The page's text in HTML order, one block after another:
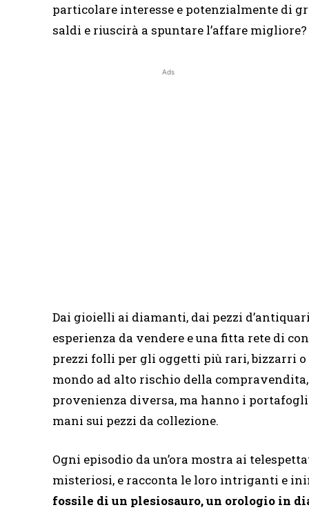
particolare interesse e potenzialmente di
saldi e riuscirà a spuntare l’affare migliore?
Ads
Dai gioielli ai diamanti, dai pezzi
esperienza da vendere e una fitta rete di
prezzi folli per gli oggetti più rari, bizzarri
mondo ad alto rischio della
provenienza diversa, ma hanno i
mani sui pezzi da collezione.
Ogni episodio da un’ora mostra ai
misteriosi, e racconta le loro intriganti e
fossile di un plesiosauro, un orologio in